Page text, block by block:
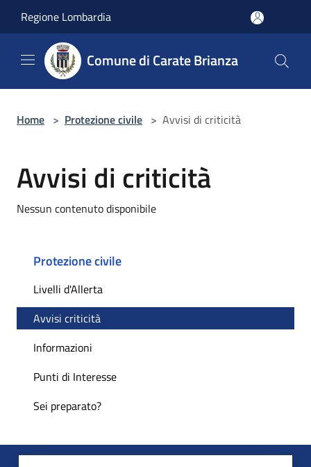
Regione Lombardia
Comune di Carate Brianza
Home > Protezione civile > Avvisi di criticità
Avvisi di criticità
Nessun contenuto disponibile
Protezione civile
Livelli d'Allerta
Avvisi criticità
Informazioni
Punti di Interesse
Sei preparato?